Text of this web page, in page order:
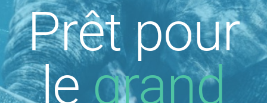
Prêt pour
legrand